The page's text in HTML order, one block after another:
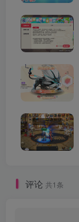
评论 共1条